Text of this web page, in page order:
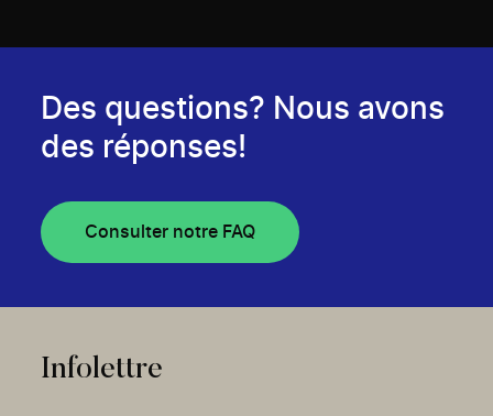
Des questions? Nous avons
des réponses!
Consulter notre FAQ
Infolettre